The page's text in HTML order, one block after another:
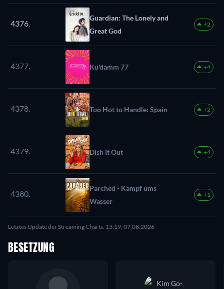
4376.
Guardian: The Lonely and
Great God
+2
4377. Ku'damm 77 +4
4378. Too Hot to Handle: Spain +2
4379. Dish It Out +4
4380.
Parched - Kampf ums
Wasser
+1
Letztes Update der Streaming Charts: 13:19, 07.08.2026
BESETZUNG